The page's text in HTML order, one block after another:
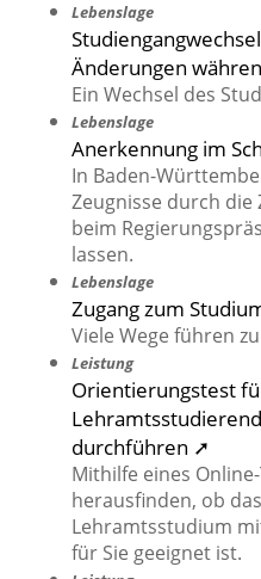
Lebenslage
Änderungen
Ein Wechsel des
Lebenslage
Anerkennung im
In Baden-
Zeugnisse durch
beim
lassen.
Lebenslage
Zugang zum
Viele Wege führen
Leistung
Orientierungstest
durchführen ➚
Mithilfe eines
herausfinden, ob
Lehramtsstudium
für Sie geeignet ist.